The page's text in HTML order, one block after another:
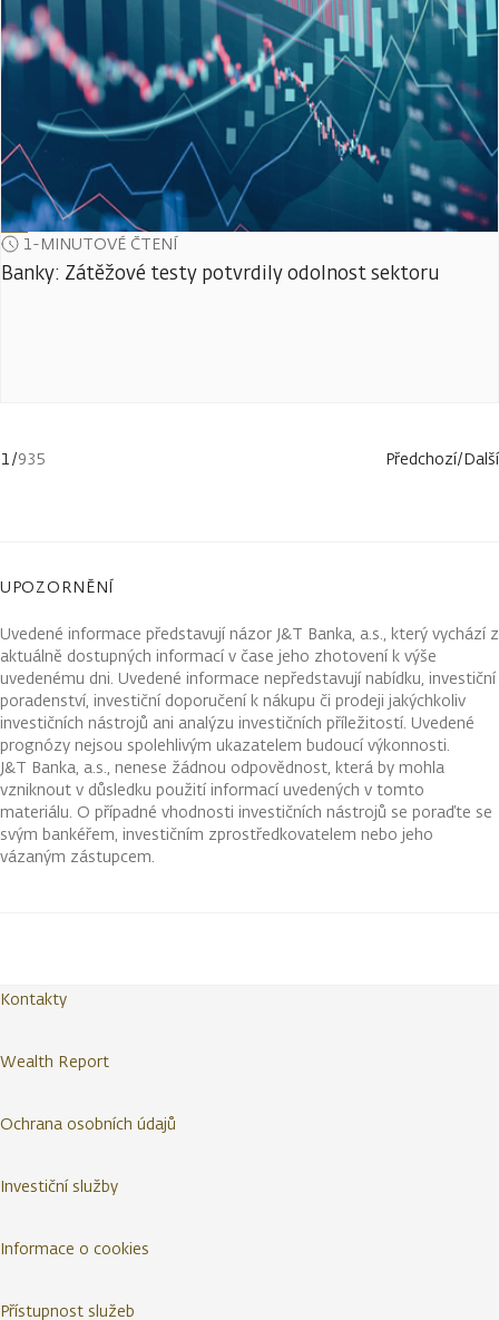
1-MINUTOVÉ ČTENÍ
Banky: Zátěžové testy potvrdily odolnost sektoru
1/935 Předchozí/Další
UPOZORNĚNÍ
Uvedené informace představují názor J&T Banka, a.s., který vychází z
aktuálně dostupných informací v čase jeho zhotovení k výše
uvedenému dni. Uvedené informace nepředstavují nabídku, investiční
poradenství, investiční doporučení k nákupu či prodeji jakýchkoliv
investičních nástrojů ani analýzu investičních příležitostí. Uvedené
prognózy nejsou spolehlivým ukazatelem budoucí výkonnosti.
J&T Banka, a.s., nenese žádnou odpovědnost, která by mohla
vzniknout v důsledku použití informací uvedených v tomto
materiálu. O případné vhodnosti investičních nástrojů se poraďte se
svým bankéřem, investičním zprostředkovatelem nebo jeho
vázaným zástupcem.
Kontakty
Wealth Report
Ochrana osobních údajů
Investiční služby
Informace o cookies
Přístupnost služeb